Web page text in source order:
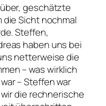
geschätzte
die Sicht nochmal
Steffen,
haben uns bei
netterweise die
– was wirklich
– Steffen war
wir die rechnerische